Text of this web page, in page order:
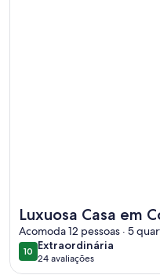
Luxuosa Casa em
Padrão 100m da
Piscina Privativa
Acomoda 12 pessoas · 5
1010 de 10
Extraordinária
extraordinária
24 avaliações
(24